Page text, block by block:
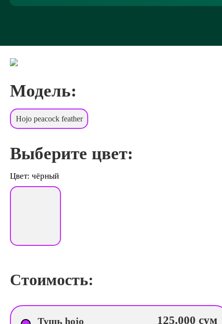
Модель:
Hojo peacock feather
Выберите цвет:
Цвет: чёрный
Стоимость:
Тушь hojo 125.000 сум